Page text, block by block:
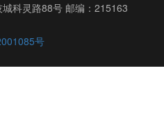
科灵路88号 邮编：215163
号